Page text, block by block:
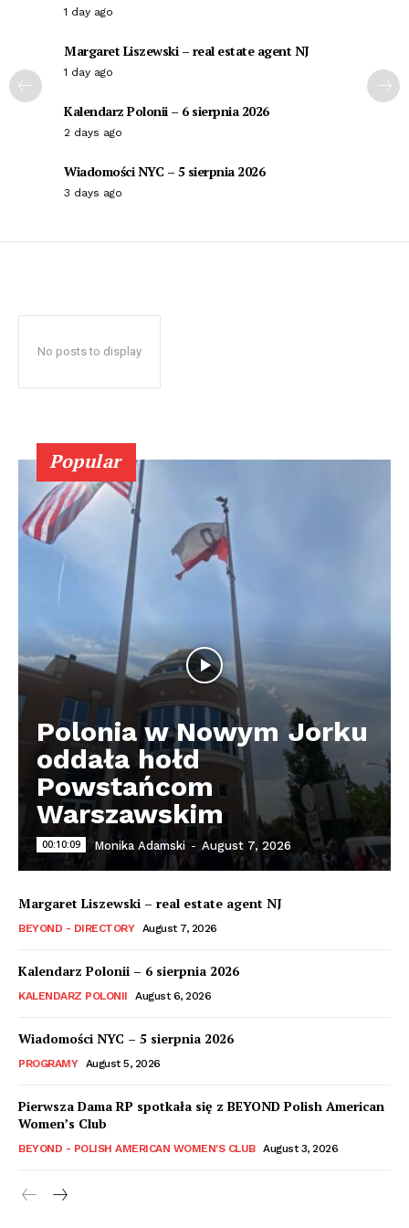
1 day ago
Margaret Liszewski – real estate agent NJ
1 day ago
Kalendarz Polonii – 6 sierpnia 2026
2 days ago
Wiadomości NYC – 5 sierpnia 2026
3 days ago
No posts to display
Popular
Polonia w Nowym Jorku
oddała hołd
Powstańcom
Warszawskim
00:10:09 Monika Adamski - August 7, 2026
Margaret Liszewski – real estate agent NJ
BEYOND - DIRECTORY August 7, 2026
Kalendarz Polonii – 6 sierpnia 2026
KALENDARZ POLONII August 6, 2026
Wiadomości NYC – 5 sierpnia 2026
PROGRAMY August 5, 2026
Pierwsza Dama RP spotkała się z BEYOND Polish American
Women’s Club
BEYOND - POLISH AMERICAN WOMEN'S CLUB August 3, 2026